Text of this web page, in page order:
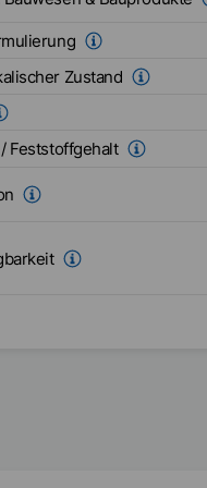
Zustand
Feststoffgehalt